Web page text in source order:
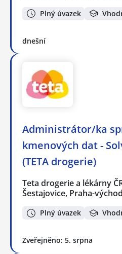
Plný úvazek
dnešní
Administrátor/ka
kmenových dat -
(TETA drogerie)
Teta drogerie a lékárny
Šestajovice, Praha-východ
Plný úvazek
Zveřejněno: 5. srpna